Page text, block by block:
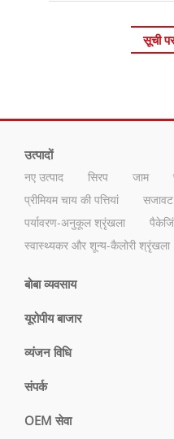
सूची
उत्पादों
नए उत्पाद सिरप जाम
प्रीमियम चाय की पत्तियां
सजावट
पर्यावरण-अनुकूल श्रृंखला
स्वास्थ्यकर और शून्य-कैलोरी श्रृंखला
बोबा व्यवसाय
यूरोपीय बाजार
व्यंजन विधि
संपर्क
OEM सेवा